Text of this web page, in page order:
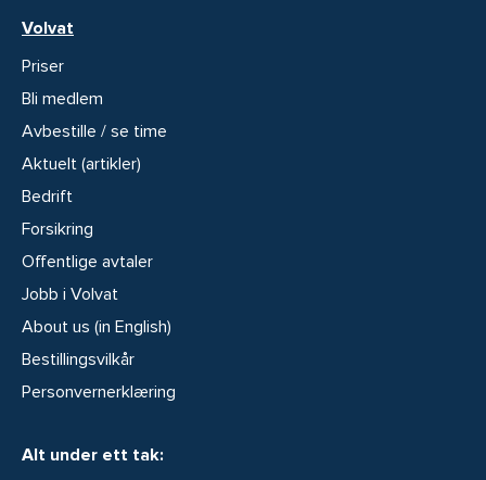
Volvat
Priser
Bli medlem
Avbestille / se time
Aktuelt (artikler)
Bedrift
Forsikring
Offentlige avtaler
Jobb i Volvat
About us (in English)
Bestillingsvilkår
Personvernerklæring
Alt under ett tak: